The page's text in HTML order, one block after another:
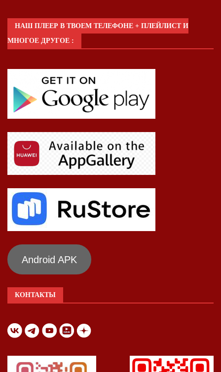
НАШ ПЛЕЕР В ТВОЕМ ТЕЛЕФОНЕ + ПЛЕЙЛИСТ И
МНОГОЕ ДРУГОЕ :
Android APK
КОНТАКТЫ